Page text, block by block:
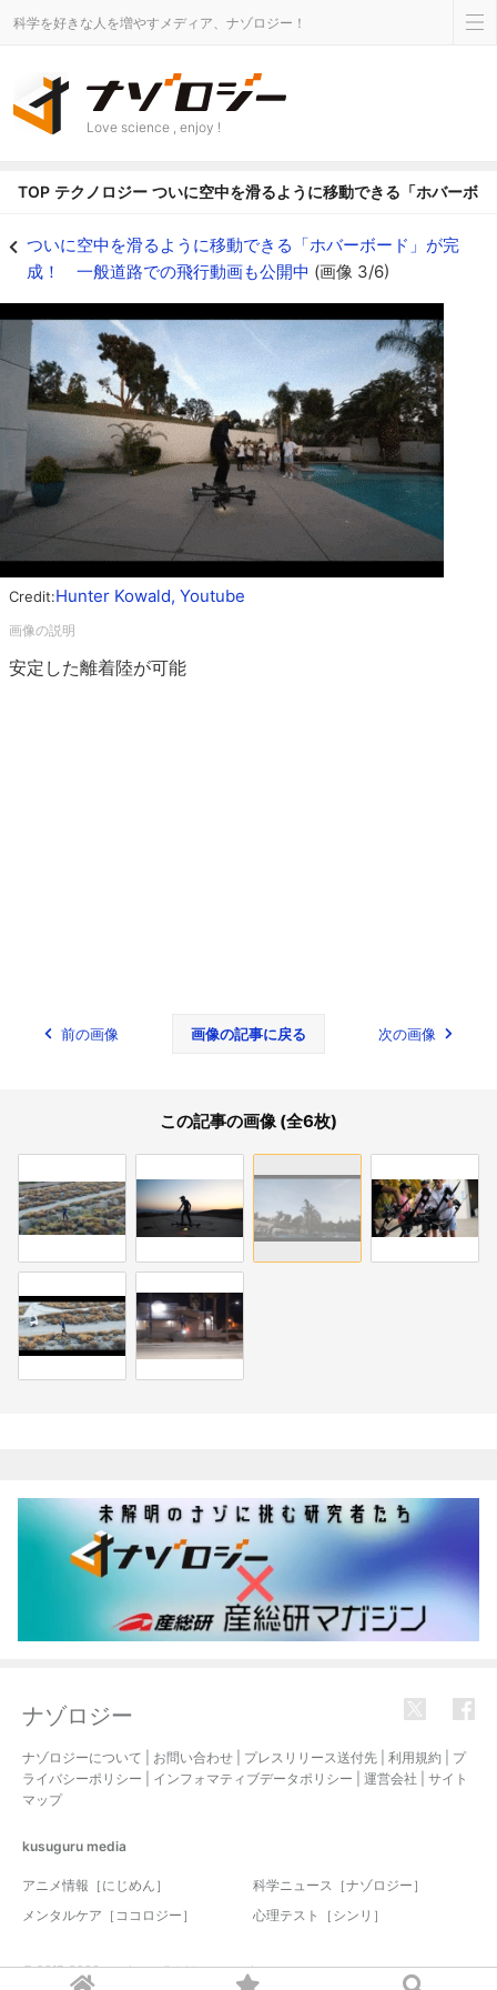
科学を好きな人を増やすメディア、ナゾロジー！
Love science , enjoy !
TOP テクノロジー ついに空中を滑るように移動できる「ホバーボ
ついに空中を滑るように移動できる「ホバーボード」が完
成！ 一般道路での飛行動画も公開中 (画像 3/6)
Credit:Hunter Kowald, Youtube
安定した離着陸が可能
前の画像 画像の記事に戻る 次の画像
この記事の画像 (全6枚)
ナゾロジー
ナゾロジーについて お問い合わせ プレスリリース送付先 利用規約
プ
ライバシーポリシー
インフォマティブデータポリシー 運営会社
サイト
マップ
kusuguru media
アニメ情報［にじめん］
科学ニュース［ナゾロジー］
メンタルケア［ココロジー］
心理テスト［シンリ］
© 2017-2026 nazology. all rights reserved.